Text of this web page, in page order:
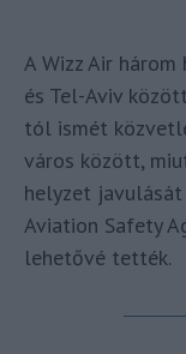
A Wizz Air
és Tel-Aviv
tól ismét
város között,
helyzet javulását
Aviation Safety
lehetővé tették.